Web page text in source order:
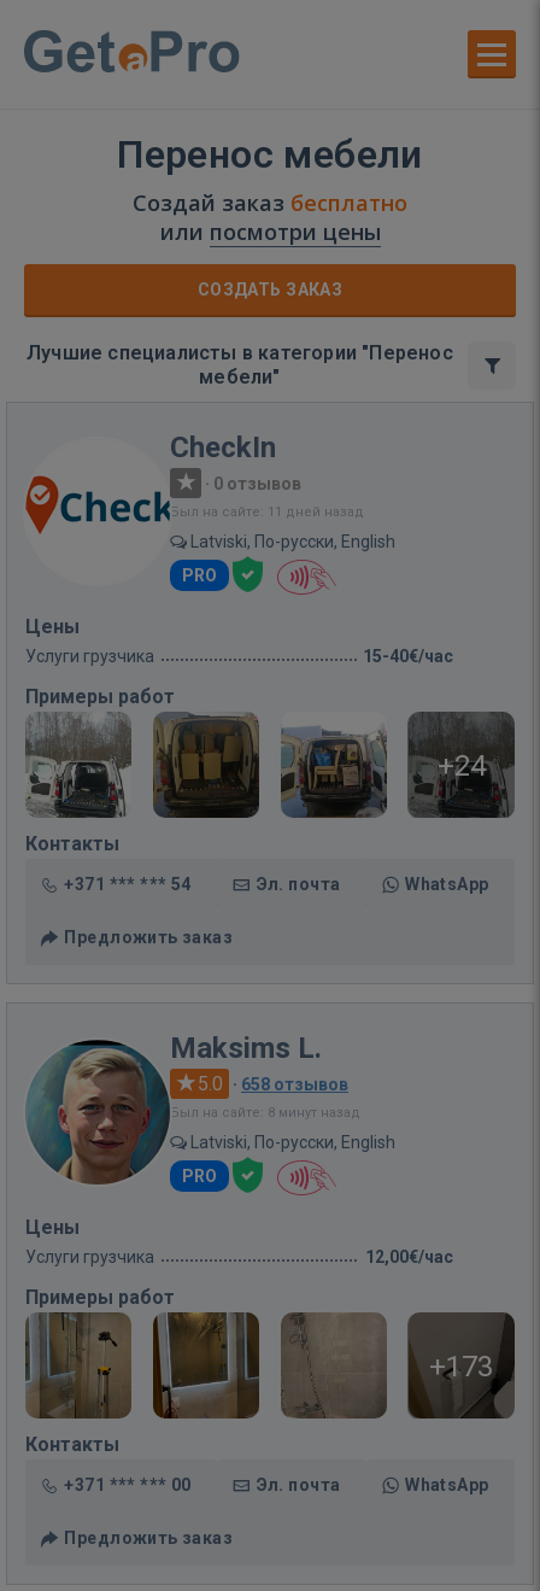
Перенос мебели
Создай заказ бесплатно
или посмотри цены
СОЗДАТЬ ЗАКАЗ
Лучшие специалисты в категории "Перенос
мебели"
CheckIn
· 0 отзывов
Был на сайте: 11 дней назад
Latviski, По-русски, English
PRO
Цены
Услуги грузчика 15-40€/час
Примеры работ
+24
Контакты
+371 *** *** 54 Эл. почта WhatsApp
Предложить заказ
Maksims L.
5.0 · 658 отзывов
Был на сайте: 8 минут назад
Latviski, По-русски, English
PRO
Цены
Услуги грузчика 12,00€/час
Примеры работ
+173
Контакты
+371 *** *** 00 Эл. почта WhatsApp
Предложить заказ